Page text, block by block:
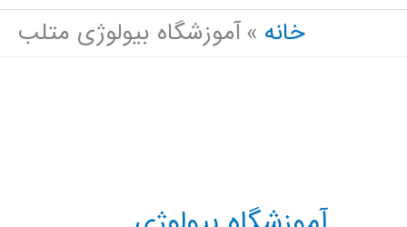
اصلی
خانه آموزشگاه بیولوژی متلب